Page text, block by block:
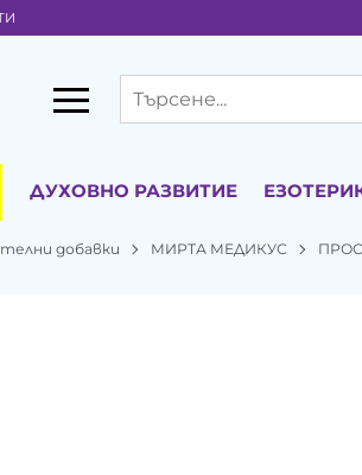
ДУХОВНО РАЗВИТИЕ
добавки МИРТА МЕДИКУС